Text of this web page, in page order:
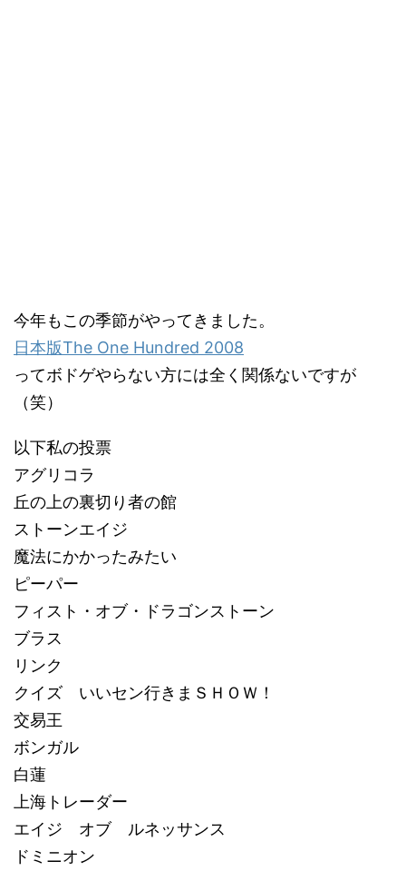
今年もこの季節がやってきました。
日本版The One Hundred 2008
ってボドゲやらない方には全く関係ないですが
（笑）
以下私の投票
アグリコラ
丘の上の裏切り者の館
ストーンエイジ
魔法にかかったみたい
ピーパー
フィスト・オブ・ドラゴンストーン
ブラス
リンク
クイズ いいセン行きまＳＨＯＷ！
交易王
ボンガル
白蓮
上海トレーダー
エイジ オブ ルネッサンス
ドミニオン